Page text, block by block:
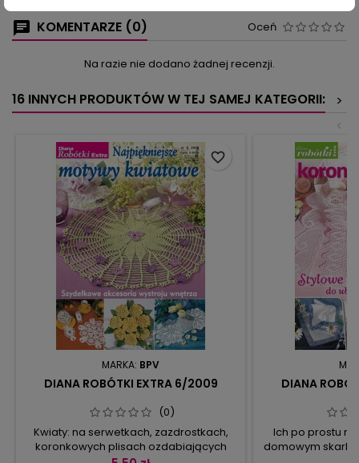
KOMENTARZE (0) Oceń
Na razie nie dodano żadnej recenzji.
16 INNYCH PRODUKTÓW W TEJ SAMEJ KATEGORII:
>
<
MARKA: BPV
DIANA ROBÓTKI EXTRA 6/2009
(0)
Kwiaty: na serwetkach, zazdrostkach,
koronkowych plisach ozdabiających
favorite_border
DIANA
Ich po prostu
domowym